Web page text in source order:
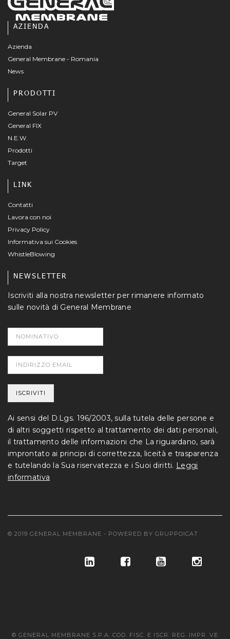
AZIENDA
Azienda
General Membrane - Romania
News
PRODOTTI
General Solar PV
General FIX
N.E.W.
Prodotti
Target
LINK
Contatti
Lavora con noi
Privacy Policy
Informativa sui Cookies
WhistleBlowing
NEWSLETTER
Iscriviti alla nostra newsletter per rimanere informato
sulle novità di General Membrane
Ai sensi del D.Lgs. 196/2003, sulla tutela delle persone e
di altri soggetti rispetto al trattamento dei dati personali,
il trattamento delle informazioni che La riguardano, sarà
improntato ai principi di correttezza, liceità e trasparenza
e tutelando la Sua riservatezza e i Suoi diritti. Leggi
informativa
© 2019 GENERAL MEMBRANE - POWERED BY GRUPPOICAT
© GENERAL MEMBRANE S.P.A. COD. FISC. E ISCR. REG. IMPR. VE